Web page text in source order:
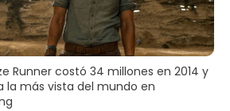
Runner costó 34 millones en 2014 y
la más vista del mundo en